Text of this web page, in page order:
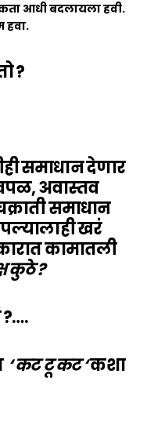
आधी बदलायला हवी.
हवा.
?
समाधान देणार
अवास्तव
समाधान
खरं
कामातली
कुठे ?
‘ कट टू कट ‘कशा